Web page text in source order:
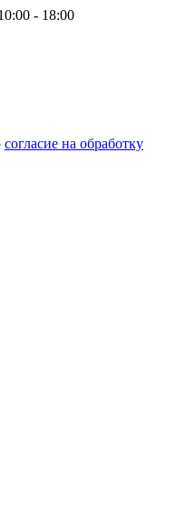
- 18:00
согласие на обработку